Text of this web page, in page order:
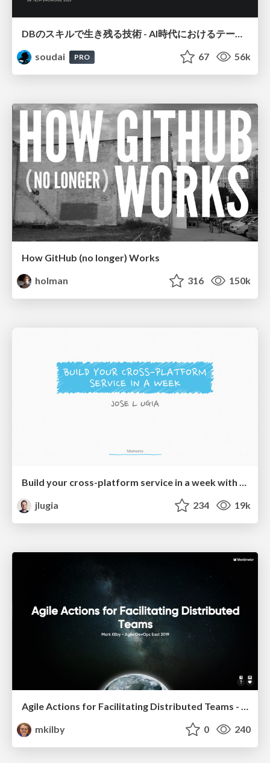
DBのスキルで生き残る技術 - AI時代におけるテーブル設計の勘所
soudai
PRO 67 56k
How GitHub (no longer) Works
holman
316 150k
jlugia
234 19k
Agile Actions for Facilitating Distributed Teams - ADO2019
mkilby
0 240